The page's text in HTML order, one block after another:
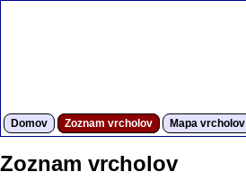
Domov Zoznam vrcholov Mapa vrcholov
Zoznam vrcholov